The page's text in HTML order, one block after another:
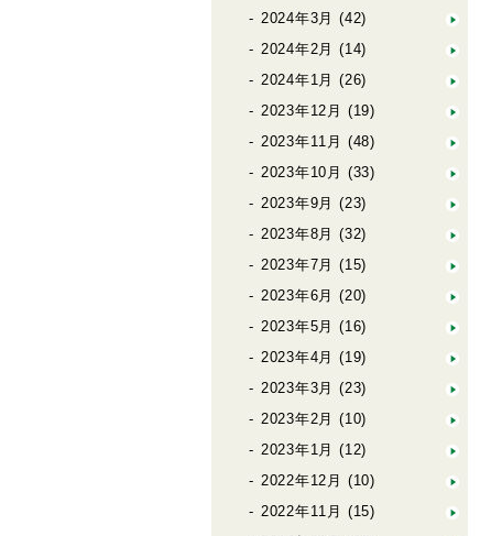
2024年3月 (42)
2024年2月 (14)
2024年1月 (26)
2023年12月 (19)
2023年11月 (48)
2023年10月 (33)
2023年9月 (23)
2023年8月 (32)
2023年7月 (15)
2023年6月 (20)
2023年5月 (16)
2023年4月 (19)
2023年3月 (23)
2023年2月 (10)
2023年1月 (12)
2022年12月 (10)
2022年11月 (15)